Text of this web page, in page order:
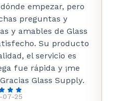
07-25
empezar, pero
preguntas y
y amables de Glass
Su producto
el servicio es
fue rápida y ¡me
Glass Supply.